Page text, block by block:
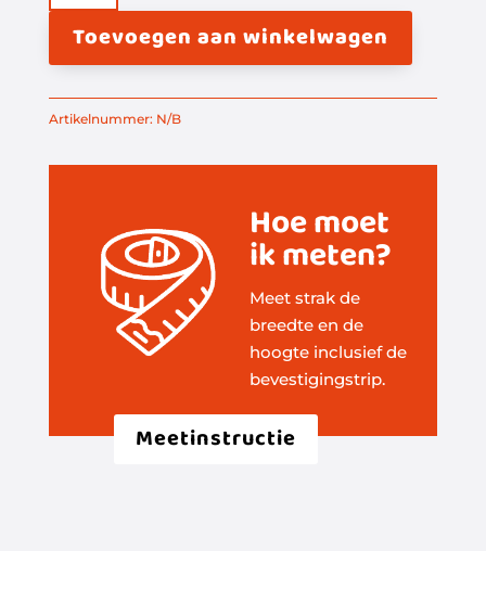
mini
aantal
Toevoegen aan winkelwagen
Artikelnummer: N/B
Hoe moet
ik meten?
Meet strak de
breedte en de
hoogte inclusief de
bevestigingstrip.
Meetinstructie